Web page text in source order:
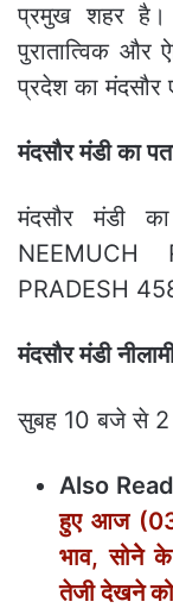
प्रमुख शहर है।
पुरातात्विक और
प्रदेश का मंदसौर
मंदसौर मंडी का
मंदसौर मंडी
NEEMUCH
PRADESH
मंदसौर मंडी
सुबह 10 बजे से
Also
हुए आज
भाव, सोनेे
तेजी देखने को